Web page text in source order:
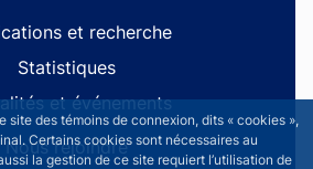
site des témoins de connexion, dits « cookies »,
Certains cookies sont nécessaires au
la gestion de ce site requiert l’utilisation de
et recherche
Statistiques
et événements
Nous rejoindre